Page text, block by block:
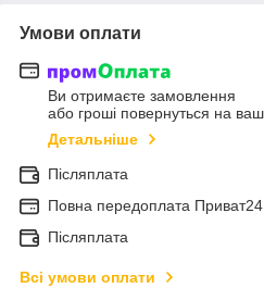
Умови оплати
Ви отримаєте замовлення
або гроші повернуться на
Детальніше
Післяплата
Повна передоплата Приват24
Післяплата
Всі умови оплати